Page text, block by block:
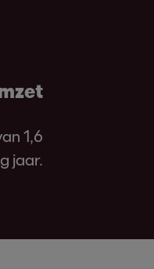
1,6
jaar.